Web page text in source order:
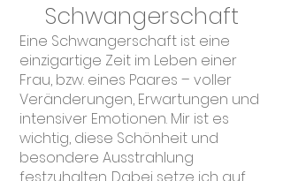
​​Schwangerschaft
Eine Schwangerschaft ist eine
einzigartige Zeit im Leben einer
Frau, bzw. eines Paares – voller
Veränderungen, Erwartungen und
intensiver Emotionen. Mir ist es
wichtig, diese Schönheit und
besondere Ausstrahlung